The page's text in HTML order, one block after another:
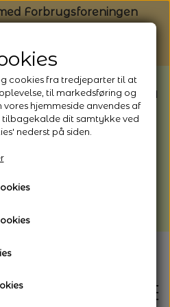
Forbrugsforeningen
har ferielukket* fra
og sender hele
at der kan være lidt
cookies fra tredjeparter til at
til markedsføring og
hjemmeside anvendes af
tilbagekalde dit samtykke ved
nederst på siden.